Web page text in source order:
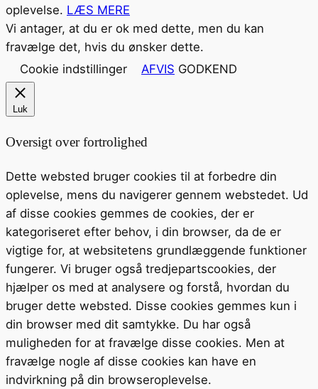
oplevelse. LÆS MERE
Vi antager, at du er ok med dette, men du kan
fravælge det, hvis du ønsker dette.
Cookie indstillinger
AFVIS GODKEND
Luk
Oversigt over fortrolighed
Dette websted bruger cookies til at forbedre din
oplevelse, mens du navigerer gennem webstedet. Ud
af disse cookies gemmes de cookies, der er
kategoriseret efter behov, i din browser, da de er
vigtige for, at websitetens grundlæggende funktioner
fungerer. Vi bruger også tredjepartscookies, der
hjælper os med at analysere og forstå, hvordan du
bruger dette websted. Disse cookies gemmes kun i
din browser med dit samtykke. Du har også
muligheden for at fravælge disse cookies. Men at
fravælge nogle af disse cookies kan have en
indvirkning på din browseroplevelse.